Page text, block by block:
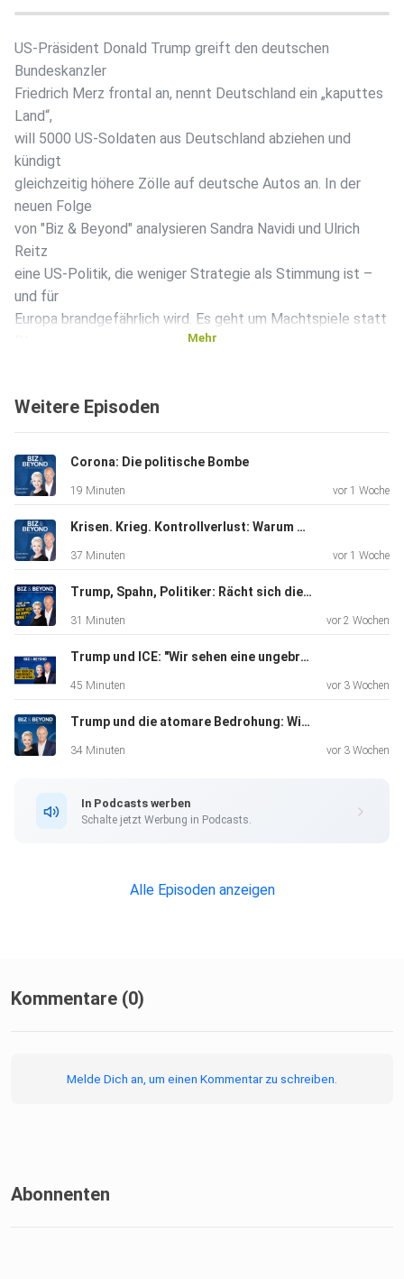
US-Präsident Donald Trump greift den deutschen
Bundeskanzler
Friedrich Merz frontal an, nennt Deutschland ein „kaputtes
Land“,
will 5000 US-Soldaten aus Deutschland abziehen und
kündigt
gleichzeitig höhere Zölle auf deutsche Autos an. In der
neuen Folge
von "Biz & Beyond" analysieren Sandra Navidi und Ulrich
Reitz
eine US-Politik, die weniger Strategie als Stimmung ist –
und für
Europa brandgefährlich wird. Es geht um Machtspiele statt
Erkenntnis: Die Abhängigkeit von den USA ist größer, als
wahrhaben wollen.
Mehr
Weitere Episoden
Corona: Die politische Bombe
19 Minuten vor 1 Woche
Krisen. Krieg. Kontrollverlust: Warum Sicherheit zur neuen Währung wird.
37 Minuten vor 1 Woche
Trump, Spahn, Politiker: Rächt sich die Doppelmoral?
31 Minuten vor 2 Wochen
Trump und ICE: "Wir sehen eine ungebremste Lust an Gewalt"
45 Minuten vor 3 Wochen
Trump und die atomare Bedrohung: Wie sicher ist Deutschland?
34 Minuten vor 3 Wochen
In Podcasts werben
Schalte jetzt Werbung in Podcasts.
Alle Episoden anzeigen
Kommentare (0)
Melde Dich an, um einen Kommentar zu schreiben.
Abonnenten